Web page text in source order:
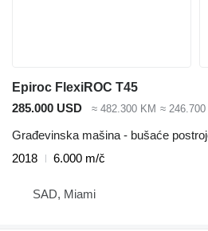
Epiroc FlexiROC T45
285.000 USD
≈ 482.300 KM ≈ 246.700
Građevinska mašina - bušaće
2018
6.000 m/č
SAD, Miami